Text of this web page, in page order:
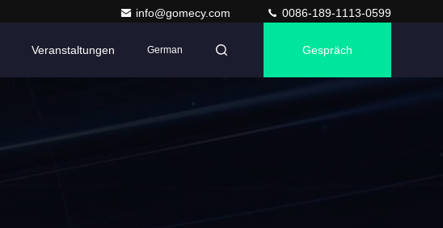
info@gomecy.com 0086-189-1113-0599
Veranstaltungen German Gespräch